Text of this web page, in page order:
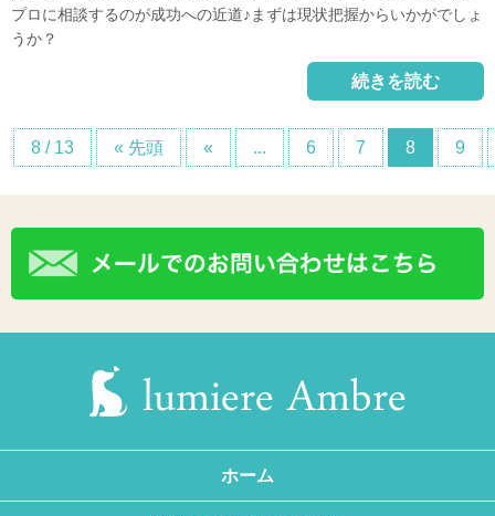
プロに相談するのが成功への近道♪まずは現状把握からいかがでしょ
うか？
続きを読む
8 / 13 « 先頭 « ... 6 7 8 9
ホーム